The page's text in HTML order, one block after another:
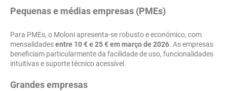
Pequenas e médias empresas (PMEs)
Para PMEs, o Moloni apresenta-se robusto e económico, com
mensalidadesentre 10 € e 25 € em março de 2026. As empresas
beneficiam particularmente da facilidade de uso, funcionalidades
intuitivas e suporte técnico acessível.
Grandes empresas